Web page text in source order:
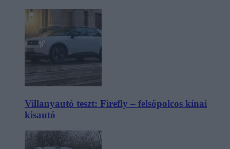
Villanyautó teszt: Firefly – felsőpolcos kínai
kisautó